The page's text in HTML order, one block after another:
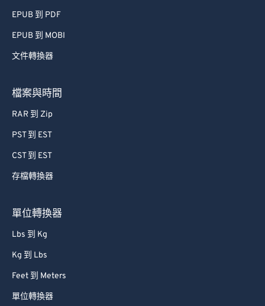
EPUB 到 PDF
EPUB 到 MOBI
文件轉換器
檔案與時間
RAR 到 Zip
PST 到 EST
CST 到 EST
存檔轉換器
單位轉換器
Lbs 到 Kg
Kg 到 Lbs
Feet 到 Meters
單位轉換器